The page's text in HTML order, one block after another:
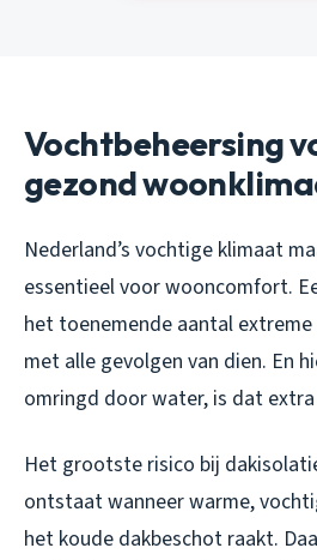
Vochtbeheersing
gezond
Nederland’s vochtige klimaat
essentieel voor wooncomfort.
het toenemende aantal
met alle gevolgen van dien. En
omringd door water, is dat
Het grootste risico bij
ontstaat wanneer warme,
het koude dakbeschot raakt.